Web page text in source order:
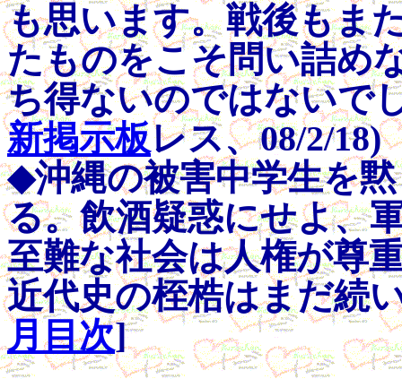
も思います。戦後もま
たものをこそ問い詰め
ち得ないのではないで
新掲示板レス、08/2/18)
◆沖縄の被害中学生を
る。飲酒疑惑にせよ、
至難な社会は人権が尊
近代史の桎梏はまだ続
月目次]